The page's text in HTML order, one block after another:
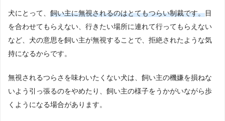
犬にとって、 飼い主に無視されるのはとてもつらい制裁です。目
を合わせてもらえない、行きたい場所に連れて行ってもらえない
など、犬の意思を飼い主が無視することで、拒絶されたような気
持になるからです。
無視されるつらさを味わいたくない犬は、飼い主の機嫌を損ねな
いよう引っ張るのをやめたり、飼い主の様子をうかがいながら歩
くようになる場合があります。